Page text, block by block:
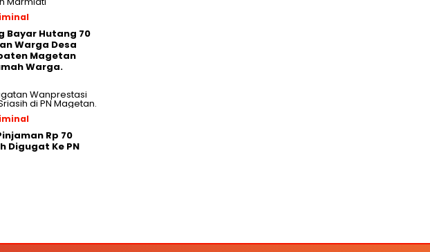
Bayar Hutang 70
Warga Desa
Magetan
Warga.
Rp 70
Digugat Ke PN